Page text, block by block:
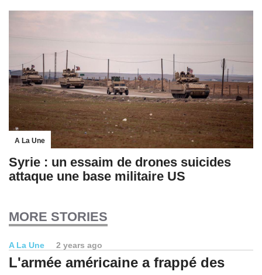
A La Une
Syrie : un essaim de drones suicides
attaque une base militaire US
MORE STORIES
A La Une 2 years ago
L'armée américaine a frappé des